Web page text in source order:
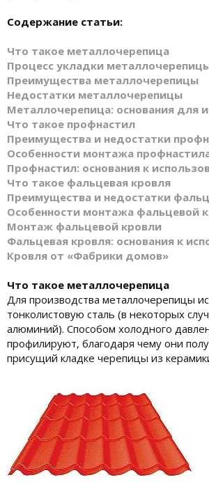
Содержание статьи:
Что такое металлочерепица
Процесс укладки
Преимущества металлочерепицы
Недостатки металлочерепицы
Металлочерепица: основания для
Что такое профнастил
Преимущества и недостатки
Особенности монтажа
Профнастил: основания к
Что такое фальцевая кровля
Преимущества и недостатки
Особенности монтажа фальцевой
Монтаж фальцевой кровли
Фальцевая кровля: основания к
Кровля от «Фабрики домов»
Что такое металлочерепица
Для производства металлочерепицы
тонколистовую сталь (в некоторых
алюминий). Способом холодного
профилируют, благодаря чему они
присущий кладке черепицы из